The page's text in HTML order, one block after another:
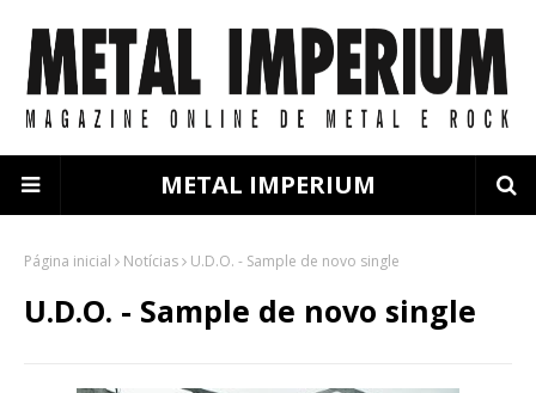
METAL IMPERIUM
Página inicial Notícias U.D.O. - Sample de novo single
U.D.O. - Sample de novo single